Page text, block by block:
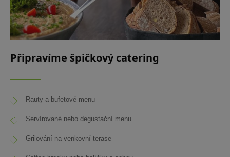
Připravíme špičkový catering
Rauty a bufetové menu
Servírované nebo degustační menu
Grilování na venkovní terase